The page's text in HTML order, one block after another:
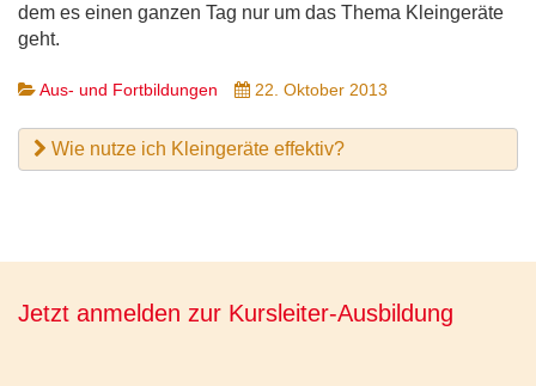
dem es einen ganzen Tag nur um das Thema Kleingeräte
geht.
Aus- und Fortbildungen 22. Oktober 2013
Wie nutze ich Kleingeräte effektiv?
Jetzt anmelden zur Kursleiter-Ausbildung